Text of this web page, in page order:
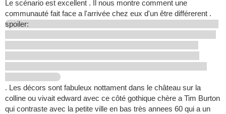
Le scénario est excellent . Il nous montre comment une
communauté fait face a l'arrivée chez eux d'un être différerent .
spoiler:
. Les décors sont fabuleux nottament dans le château sur la
colline ou vivait edward avec ce côté gothique chère a Tim Burton
qui contraste avec la petite ville en bas très annees 60 qui a un